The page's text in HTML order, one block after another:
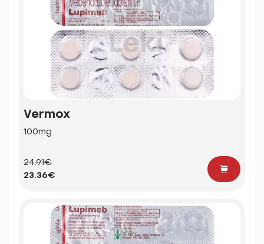
Vermox
100mg
24.91€
23.36€